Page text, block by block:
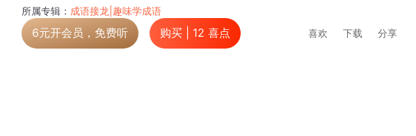
所属专辑： 成语接龙|趣味学成语
6元开会员，免费听 购买 | 12 喜点 喜欢 下载 分享